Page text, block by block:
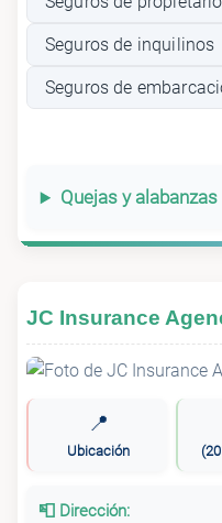
Seguros de inquilinos
Seguros de
Quejas y alabanzas
JC Insurance
📍
Ubicación
📮 Dirección: